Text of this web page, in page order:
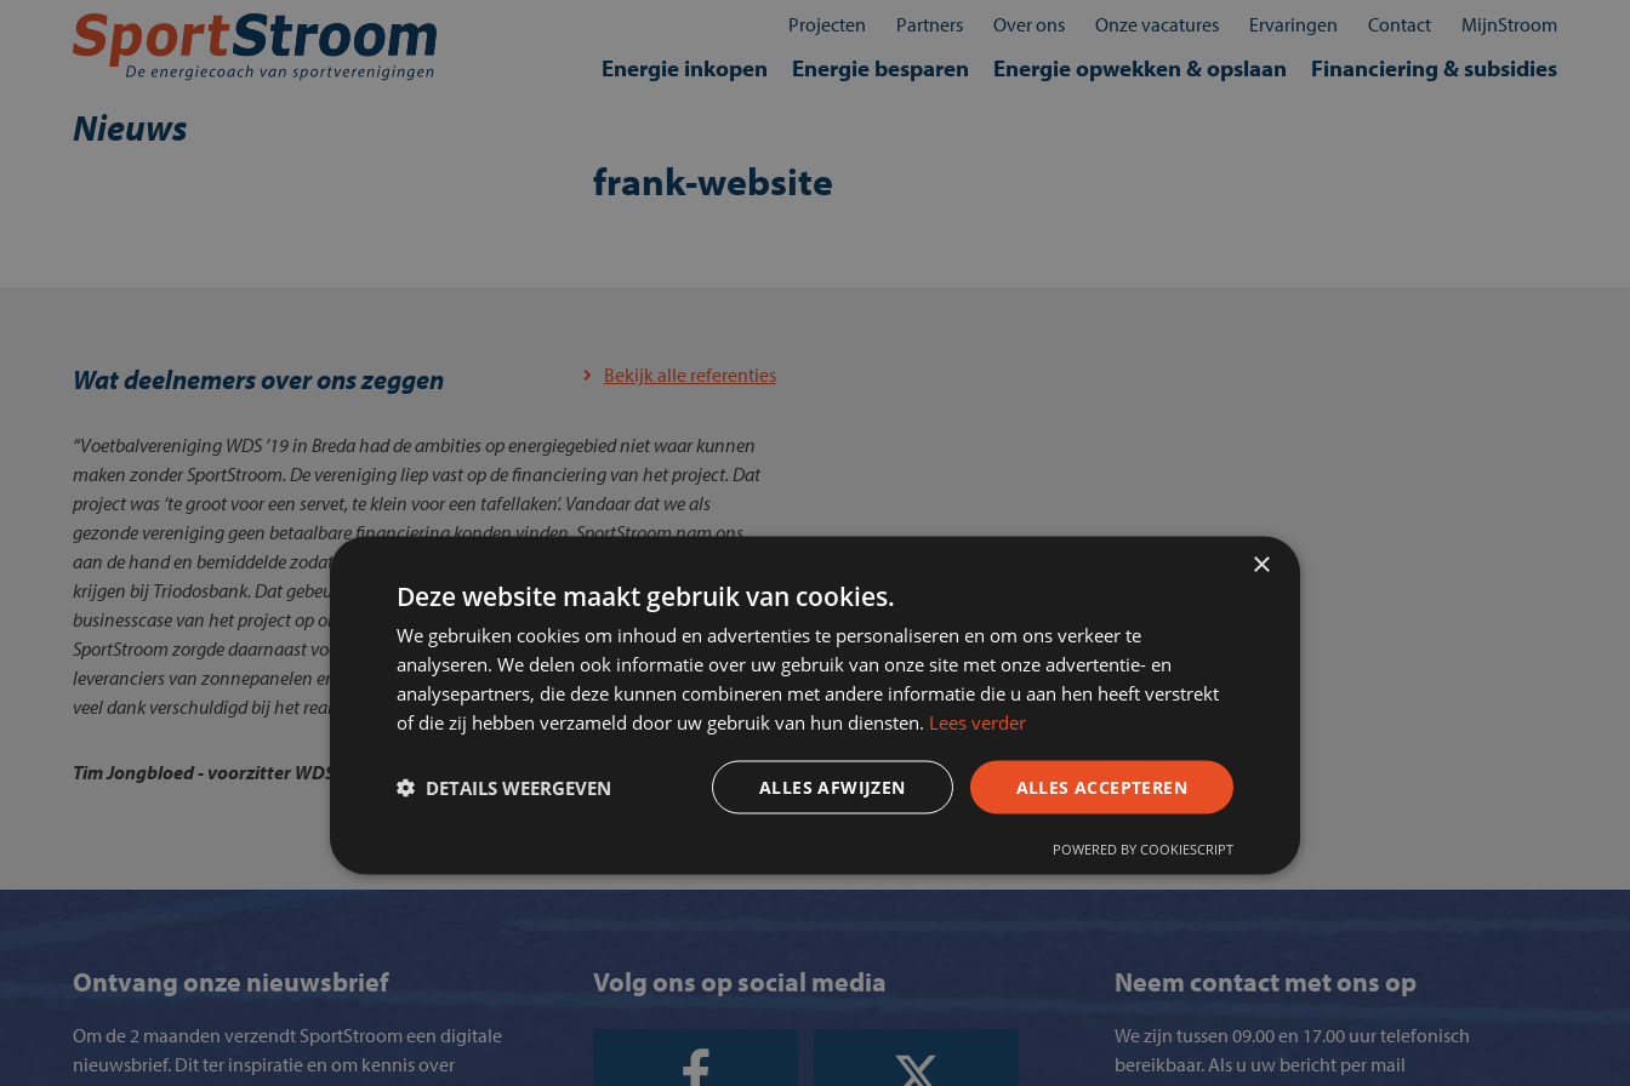
Sluit
Energie inkopen
Contact
Projecten Partners Over ons Onze vacatures Ervaringen Contact MijnStroom
Energie inkopen Energie besparen Energie opwekken & opslaan Financiering & subsidies
Nieuws
frank-website
Wat deelnemers over ons zeggen Bekijk alle referenties
“Voetbalvereniging WDS ’19 in Breda had de ambities op energiegebied niet waar kunnen
maken zonder SportStroom. De vereniging liep vast op de financiering van het project. Dat
project was ‘te groot voor een servet, te klein voor een tafellaken’. Vandaar dat we als
gezonde vereniging geen betaalbare financiering konden vinden. SportStroom nam ons
aan de hand en bemiddelde zodat we uiteindelijk een mooie financiering hebben weten te
krijgen bij Triodosbank. Dat gebeurde o.a nadat SportStrooms’ expertise was ingezet om de
businesscase van het project op onderdelen te verbeteren en verder uit te werken.
SportStroom zorgde daarnaast voor een vloeiende afwikkeling in de contacten met onze
leveranciers van zonnepanelen en LED-verlichting. Kortom: onze vereniging is SportStroom
veel dank verschuldigd bij het realiseren van ons project!”
Tim Jongbloed- voorzitter WDS ’19
Ontvang onze nieuwsbrief
Om de 2 maanden verzendt SportStroom een digitale
nieuwsbrief. Dit ter inspiratie en om kennis over
Volg ons op social media Neem contact met ons op
We zijn tussen 09.00 en 17.00 uur telefonisch
bereikbaar. Als u uw bericht per mail
×
Deze website maakt gebruik van cookies.
We gebruiken cookies om inhoud en advertenties te personaliseren en om ons verkeer te
analyseren. We delen ook informatie over uw gebruik van onze site met onze advertentie- en
analysepartners, die deze kunnen combineren met andere informatie die u aan hen heeft verstrekt
of die zij hebben verzameld door uw gebruik van hun diensten. Lees verder
ALLES ACCEPTEREN
ALLES AFWIJZEN
DETAILS WEERGEVEN
POWERED BY COOKIESCRIPT